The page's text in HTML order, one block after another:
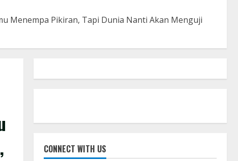
Menempa Pikiran, Tapi Dunia Nanti Akan Menguji
CONNECT WITH US